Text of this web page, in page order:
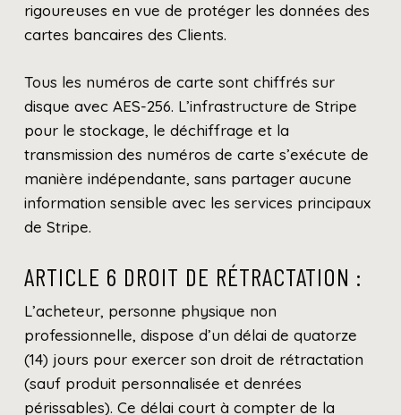
rigoureuses en vue de protéger les données des
cartes bancaires des Clients.
Tous les numéros de carte sont chiffrés sur
disque avec AES-256. L’infrastructure de Stripe
pour le stockage, le déchiffrage et la
transmission des numéros de carte s’exécute de
manière indépendante, sans partager aucune
information sensible avec les services principaux
de Stripe.
ARTICLE 6 DROIT DE RÉTRACTATION :
L’acheteur, personne physique non
professionnelle, dispose d’un délai de quatorze
(14) jours pour exercer son droit de rétractation
(sauf produit personnalisée et denrées
périssables). Ce délai court à compter de la